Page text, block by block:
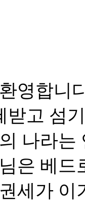
영합니
받고 섬
나라
은 베
세가